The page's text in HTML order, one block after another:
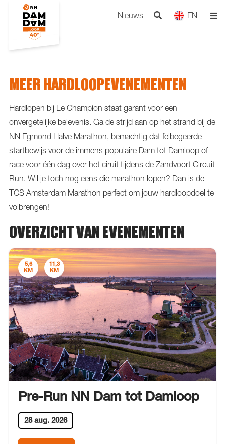
Nieuws EN
MEER HARDLOOPEVENEMENTEN
Hardlopen bij Le Champion staat garant voor een
onvergetelijke belevenis. Ga de strijd aan op het strand bij de
NN Egmond Halve Marathon, bemachtig dat felbegeerde
startbewijs voor de immens populaire Dam tot Damloop of
race voor één dag over het ciruit tijdens de Zandvoort Circuit
Run. Wil je toch nog eens die marathon lopen? Dan is de
TCS Amsterdam Marathon perfect om jouw hardloopdoel te
volbrengen!
OVERZICHT VAN EVENEMENTEN
5,6
KM
11,3
KM
Pre-Run NN Dam tot Damloop
28 aug. 2026